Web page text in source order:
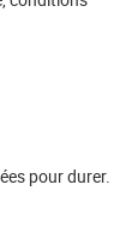
pour durer.